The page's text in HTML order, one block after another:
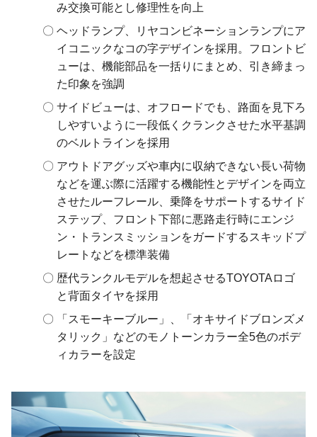
み交換可能とし修理性を向上
ヘッドランプ、リヤコンビネーションランプにア
イコニックなコの字デザインを採用。フロントビ
ューは、機能部品を一括りにまとめ、引き締まっ
た印象を強調
サイドビューは、オフロードでも、路面を見下ろ
しやすいように一段低くクランクさせた水平基調
のベルトラインを採用
アウトドアグッズや車内に収納できない長い荷物
などを運ぶ際に活躍する機能性とデザインを両立
させたルーフレール、乗降をサポートするサイド
ステップ、フロント下部に悪路走行時にエンジ
ン・トランスミッションをガードするスキッドプ
レートなどを標準装備
歴代ランクルモデルを想起させるTOYOTAロゴ
と背面タイヤを採用
「スモーキーブルー」、「オキサイドブロンズメ
タリック」などのモノトーンカラー全5色のボデ
ィカラーを設定